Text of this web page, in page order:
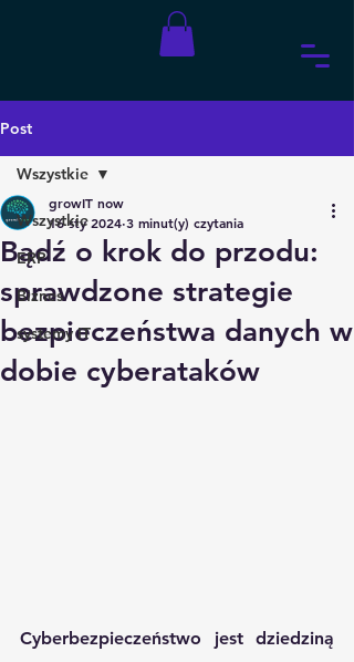
Post
Wszystkie
ERP
Biznes
systemy IT
Wszystkie
Bądź o krok do przodu:
sprawdzone strategie
bezpieczeństwa danych w
dobie cyberataków
growIT now
16 sty 2024 3 minut(y) czytania
Cyberbezpieczeństwo jest dziedziną